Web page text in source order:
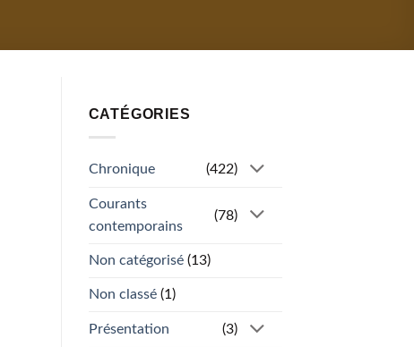
CATÉGORIES
Chronique (422)
Courants
contemporains
(78)
Non catégorisé(13)
Non classé(1)
Présentation (3)